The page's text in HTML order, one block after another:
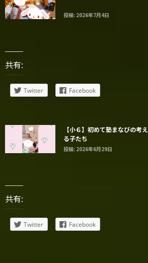
投稿: 2026年7月4日
共有:
Twitter Facebook
【小６】初めて塾まなびの考
る子たち
投稿: 2026年6月29日
共有:
Twitter Facebook